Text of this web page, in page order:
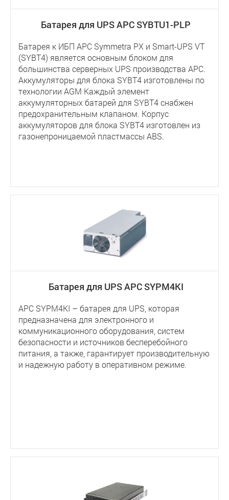
Батарея для UPS APC SYBTU1-PLP
Батарея к ИБП APC Symmetra PX и Smart-UPS VT
(SYBT4) является основным блоком для
большинства серверных UPS производства APC.
Аккумуляторы для блока SYBT4 изготовлены по
технологии AGM Каждый элемент
аккумуляторных батарей для SYBT4 снабжен
предохранительным клапаном. Корпус
аккумуляторов для блока SYBT4 изготовлен из
газонепроницаемой пластмассы ABS.
Батарея для UPS APC SYPM4KI
APC SYPM4KI – батарея для UPS, которая
предназначена для электронного и
коммуникационного оборудования, систем
безопасности и источников бесперебойного
питания, а также, гарантирует производительную
и надежную работу в оперативном режиме.